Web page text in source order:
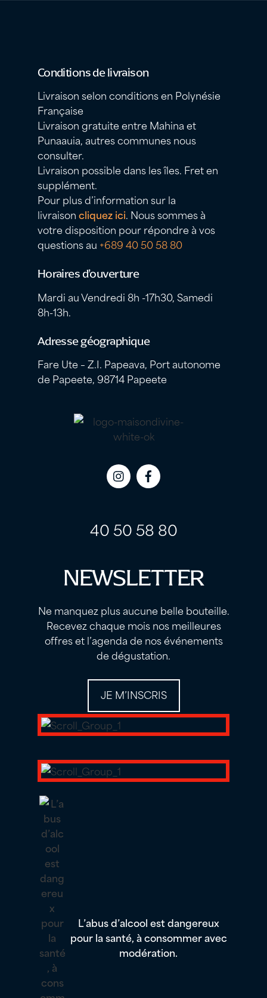
Conditions de livraison
Livraison selon conditions en Polynésie
Française
Livraison gratuite entre Mahina et
Punaauia, autres communes nous
consulter.
Livraison possible dans les îles. Fret en
supplément.
Pour plus d’information sur la
livraisoncliquez ici. Nous sommes à
votre disposition pour répondre à vos
questions au +689 40 50 58 80
Horaires d’ouverture
Mardi au Vendredi 8h -17h30, Samedi
8h-13h.
Adresse géographique
Fare Ute – Z.I. Papeava, Port autonome
de Papeete, 98714 Papeete
Icon
Icon
40 50 58 80
NEWSLETTER
Ne manquez plus aucune belle bouteille.
Recevez chaque mois nos meilleures
offres et l’agenda de nos événements
de dégustation.
JE M’INSCRIS
L’abus d’alcool est dangereux
pour la santé, à consommer avec
modération.